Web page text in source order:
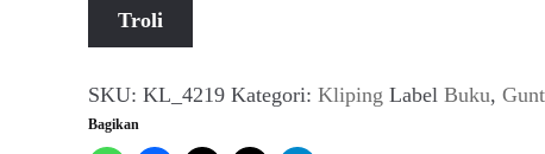
(Aktuil,
1978)
Troli
SKU: KL_4219 Kategori: Kliping Label Buku,
Bagikan